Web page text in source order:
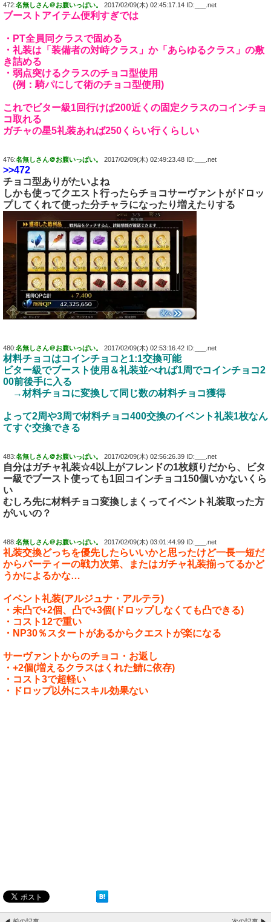
472:名無しさん＠お腹いっぱい。 2017/02/09(木) 02:45:17.14 ID:___.net
ブーストアイテム便利すぎでは
・PT全員同クラスで固める
・礼装は「装備者の対峙クラス」か「あらゆるクラス」の敷
き詰める
・弱点突けるクラスのチョコ型使用
(例：騎パにして術のチョコ型使用)
これでビター級1回行けば200近くの固定クラスのコインチョ
コ取れる
ガチャの星5礼装あれば250くらい行くらしい
476:名無しさん＠お腹いっぱい。 2017/02/09(木) 02:49:23.48 ID:___.net
>>472
チョコ型ありがたいよね
しかも使ってクエスト行ったらチョコサーヴァントがドロッ
プしてくれて使った分チャラになったり増えたりする
480:名無しさん＠お腹いっぱい。 2017/02/09(木) 02:53:16.42 ID:___.net
材料チョコはコインチョコと1:1交換可能
ビター級でブースト使用＆礼装並べれば1周でコインチョコ2
00前後手に入る
→材料チョコに変換して同じ数の材料チョコ獲得
よって2周や3周で材料チョコ400交換のイベント礼装1枚なん
てすぐ交換できる
483:名無しさん＠お腹いっぱい。 2017/02/09(木) 02:56:26.39 ID:___.net
自分はガチャ礼装☆4以上がフレンドの1枚頼りだから、ビタ
ー級でブースト使っても1回コインチョコ150個いかないくら
い
むしろ先に材料チョコ変換しまくってイベント礼装取った方
がいいの？
488:名無しさん＠お腹いっぱい。 2017/02/09(木) 03:01:44.99 ID:___.net
礼装交換どっちを優先したらいいかと思ったけど一長一短だ
からパーティーの戦力次第、またはガチャ礼装揃ってるかど
うかによるかな…
イベント礼装(アルジュナ・アルテラ)
・未凸で+2個、凸で+3個(ドロップしなくても凸できる)
・コスト12で重い
・NP30％スタートがあるからクエストが楽になる
サーヴァントからのチョコ・お返し
・+2個(増えるクラスはくれた鯖に依存)
・コスト3で超軽い
・ドロップ以外にスキル効果ない